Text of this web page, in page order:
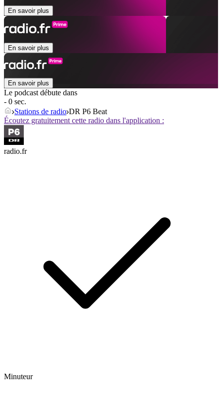
En savoir plus
En savoir plus
En savoir plus
Le podcast débute dans
- 0 sec.
Stations de radio DR P6 Beat
Écoutez gratuitement cette radio dans l'application :
radio.fr
Minuteur